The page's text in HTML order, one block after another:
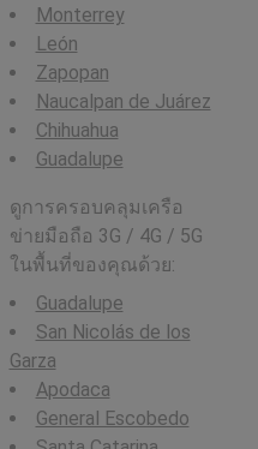
Monterrey
León
Zapopan
Naucalpan de Juárez
Chihuahua
Guadalupe
ดูการครอบคลุมเครือ
ข่ายมือถือ 3G / 4G / 5G
ในพื้นที่ของคุณด้วย:
Guadalupe
San Nicolás de los
Garza
Apodaca
General Escobedo